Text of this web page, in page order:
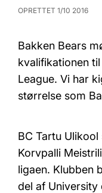
OPRETTET 1/10 2016
Bakken Bears
kvalifikationen
League. Vi har
størrelse som
BC Tartu
Korvpalli
ligaen. Klubben
del af University